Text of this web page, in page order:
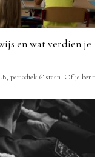
en wat verdien je
periodiek 6’ staan. Of je bent